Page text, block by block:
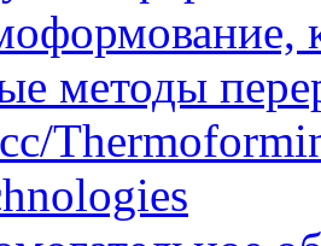
методы